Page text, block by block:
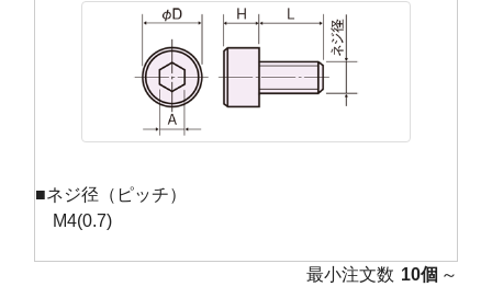
■ネジ径（ピッチ）
M4(0.7)
最小注文数 10個 ～